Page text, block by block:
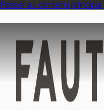
Passer au contenu principal